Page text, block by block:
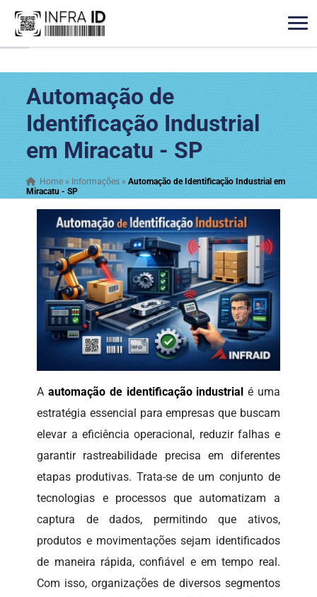
Automação de
Identificação Industrial
em Miracatu - SP
Home » Informações »Automação de Identificação Industrial em
Miracatu - SP
Aautomação de identificação industrial é uma
estratégia essencial para empresas que buscam
elevar a eficiência operacional, reduzir falhas e
garantir rastreabilidade precisa em diferentes
etapas produtivas. Trata-se de um conjunto de
tecnologias e processos que automatizam a
captura de dados, permitindo que ativos,
produtos e movimentações sejam identificados
de maneira rápida, confiável e em tempo real.
Com isso, organizações de diversos segmentos